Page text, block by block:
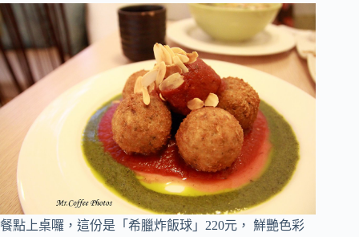
餐點上桌囉，這份是「希臘炸飯球」220元 ， 鮮艷色彩